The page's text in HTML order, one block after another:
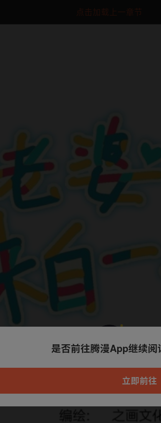
点击加载上一章节
本章节仅支持App阅读，可打开
户7天免费看
是否前往腾漫App继续阅
立即前往